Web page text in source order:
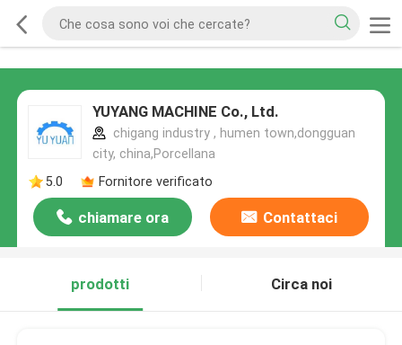
YUYANG MACHINE Co., Ltd.
chigang industry , humen town,dongguan
city, china,Porcellana
5.0
Fornitore verificato
chiamare ora Contattaci
prodotti Circa noi